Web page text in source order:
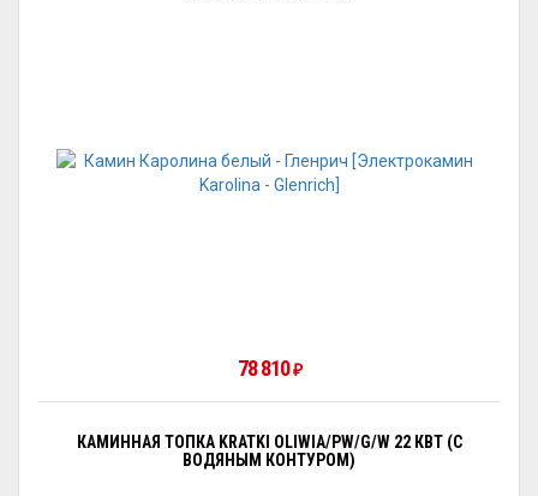
78 810₽
КАМИННАЯ ТОПКА KRATKI OLIWIA/PW/G/W 22 КВТ (С
ВОДЯНЫМ КОНТУРОМ)